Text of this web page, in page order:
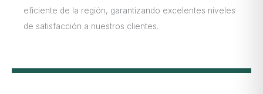
eficiente de la región, garantizando excelentes niveles
de satisfacción a nuestros clientes.